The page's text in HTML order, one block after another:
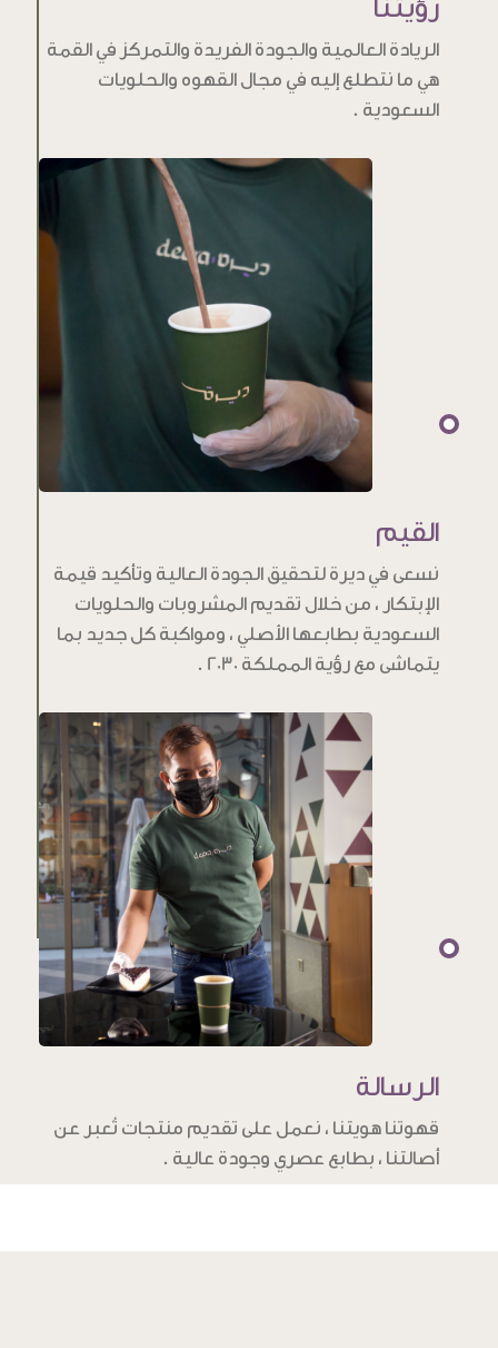
رؤيتنا
الريادة العالمية والجودة الفريدة والتمركز في القمة
هي ما نتطلع إليه في مجال القهوه والحلويات
السعودية .
القيم
نسعى في ديرة لتحقيق الجودة العالية وتأكيد قيمة
الإبتكار ، من خلال تقديم المشروبات والحلويات
السعودية بطابعها الأصلي ، ومواكبة كل جديد بما
يتماشى مع رؤية المملكة 2030 .
الرسالة
قهوتنا هويتنا ، نعمل على تقديم منتجات تُعبر عن
أصالتنا ، بطابع عصري وجودة عالية .